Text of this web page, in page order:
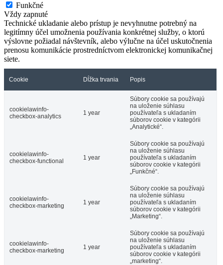
Funkčné
Vždy zapnuté
Technické ukladanie alebo prístup je nevyhnutne potrebný na
legitímny účel umožnenia používania konkrétnej služby, o ktorú
výslovne požiadal návštevník, alebo výlučne na účel uskutočnenia
prenosu komunikácie prostredníctvom elektronickej komunikačnej
siete.
Cookie Dĺžka trvania Popis
cookielawinfo-
checkbox-analytics
1 year
Súbory cookie sa používajú
na uloženie súhlasu
používateľa s ukladaním
súborov cookie v kategórii
„Analytické“.
cookielawinfo-
checkbox-functional
1 year
Súbory cookie sa používajú
na uloženie súhlasu
používateľa s ukladaním
súborov cookie v kategórii
„Funkčné“.
cookielawinfo-
checkbox-marketing
1 year
Súbory cookie sa používajú
na uloženie súhlasu
používateľa s ukladaním
súborov cookie v kategórii
„Marketing“.
cookielawinfo-
checkbox-marketing
1 year
Súbory cookie sa používajú
na uloženie súhlasu
používateľa s ukladaním
súborov cookie v kategórii
„marketing“.